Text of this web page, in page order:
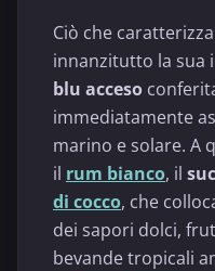
Ciò che
innanzitutto la sua
blu acceso
immediatamente
marino e solare. A
il rum bianco, il
di cocco, che
dei sapori dolci,
bevande tropicali